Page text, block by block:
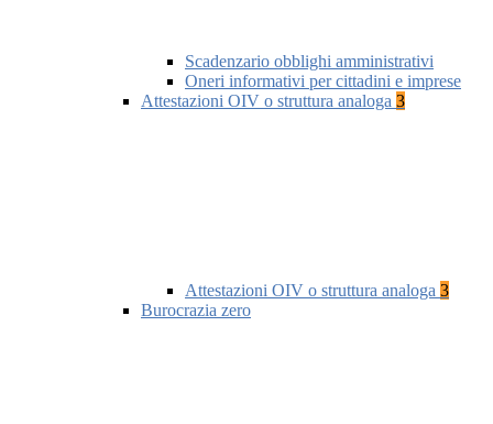
Scadenzario obblighi amministrativi
Oneri informativi per cittadini e imprese
Attestazioni OIV o struttura analoga 3
Attestazioni OIV o struttura analoga 3
Burocrazia zero